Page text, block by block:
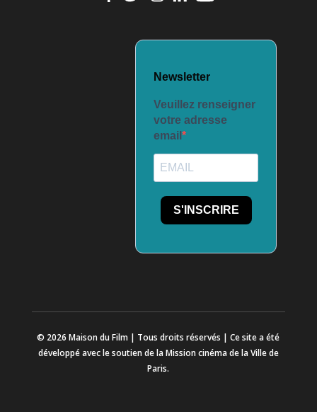
Newsletter
Veuillez renseigner
votre adresse
email
S'INSCRIRE
© 2026 Maison du Film | Tous droits réservés | Ce site a été
développé avec le soutien de la Mission cinéma de la Ville de
Paris.